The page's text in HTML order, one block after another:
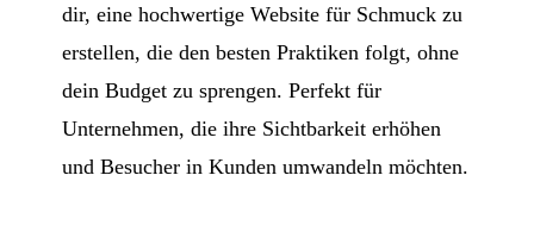
dir, eine hochwertige Website für Schmuck zu
erstellen, die den besten Praktiken folgt, ohne
dein Budget zu sprengen. Perfekt für
Unternehmen, die ihre Sichtbarkeit erhöhen
und Besucher in Kunden umwandeln möchten.